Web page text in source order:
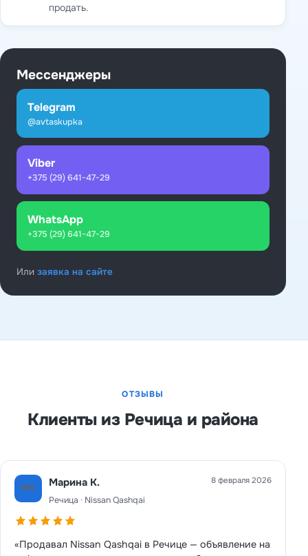
продать.
Мессенджеры
Telegram
@avtaskupka
Viber
+375 (29) 641-47-29
WhatsApp
+375 (29) 641-47-29
Или заявка на сайте
ОТЗЫВЫ
Клиенты из Речица и района
МК Марина К.
Речица · Nissan Qashqai
8 февраля 2026
«Продавал Nissan Qashqai в Речице — объявление на